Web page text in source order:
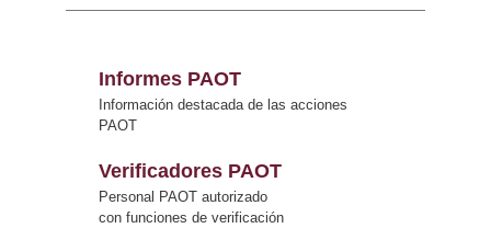
Informes PAOT
Información destacada de las acciones
PAOT
Verificadores PAOT
Personal PAOT autorizado
con funciones de verificación